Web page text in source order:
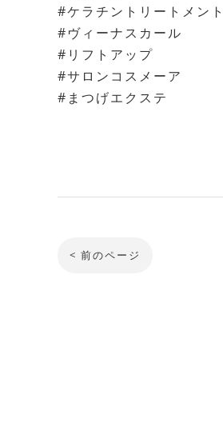
#ケラチントリートメント
#ヴィーナスカール
#リフトアップ
#サロンコスメーア
#まつげエクステ
< 前のページ